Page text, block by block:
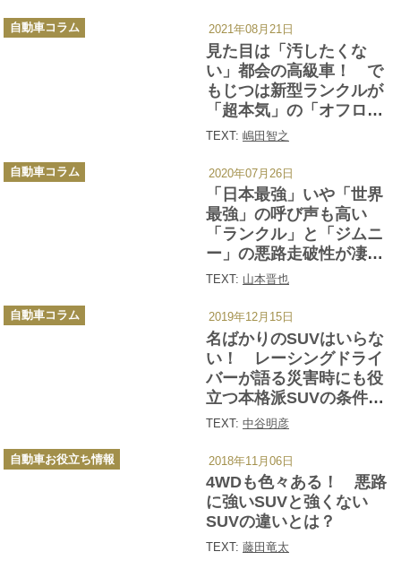
見た目は「汚したくな
い」都会の高級車！ で
もじつは新型ランクルが
「超本気」の「オフロー
ダー」である６つの理由
TEXT: 嶋田智之
カ
テ
自動車コラム 2021年08月21日
「日本最強」いや「世界
最強」の呼び声も高い
「ランクル」と「ジムニ
ー」の悪路走破性が凄す
ぎた！
TEXT: 山本晋也
カ
テ
自動車コラム 2020年07月26日
名ばかりのSUVはいらな
い！ レーシングドライ
バーが語る災害時にも役
立つ本格派SUVの条件と
は
TEXT: 中谷明彦
カ
テ
自動車コラム 2019年12月15日
4WDも色々ある！ 悪路
に強いSUVと強くない
SUVの違いとは？
TEXT: 藤田竜太
カ
テ
自動車お役立ち情報 2018年11月06日